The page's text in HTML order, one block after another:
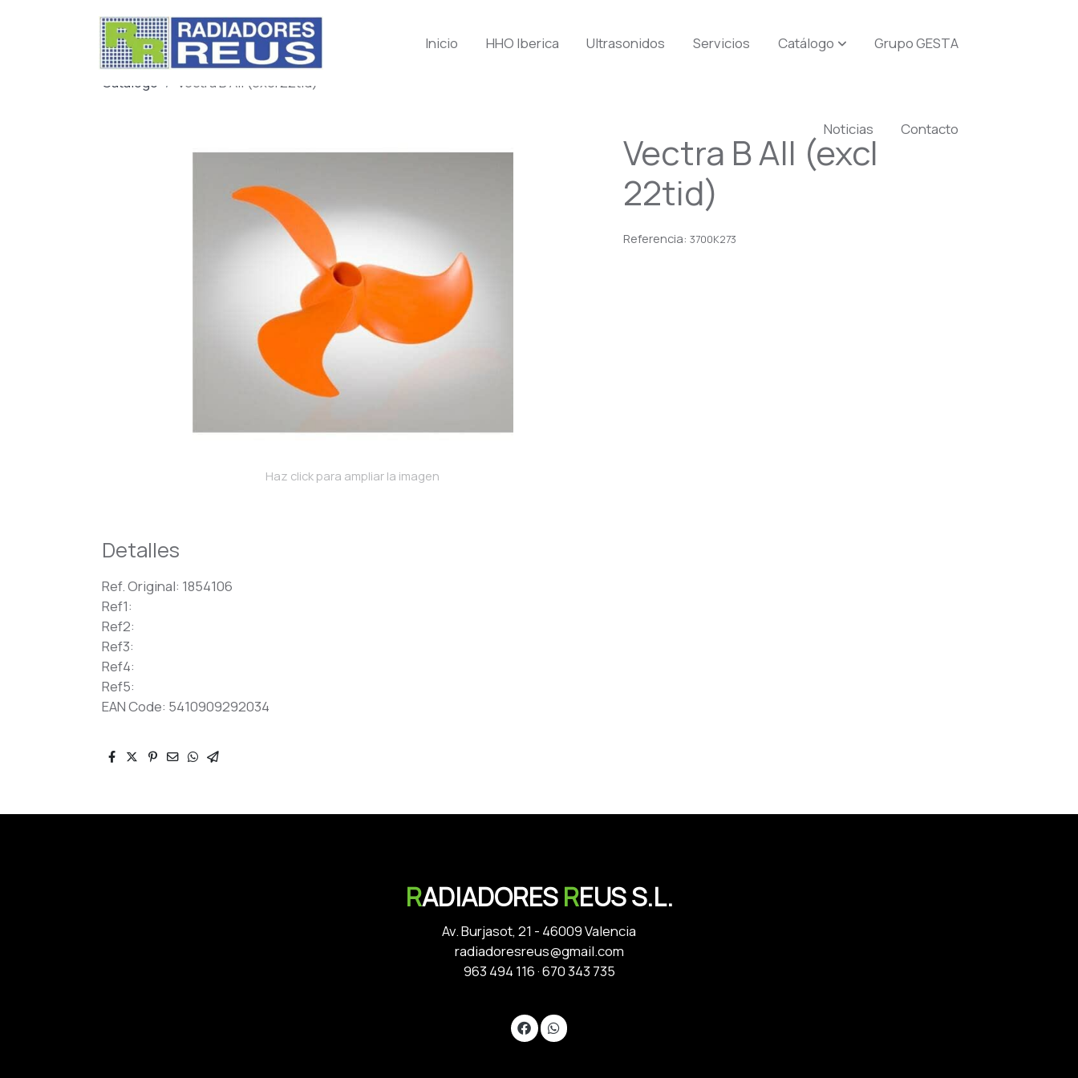
Inicio HHO Iberica Ultrasonidos Servicios Catálogo Grupo GESTA
Noticias Contacto
Catálogo Vectra B All (excl 22tid)
Haz click para ampliar la imagen
Detalles
Ref. Original: 1854106
Ref1:
Ref2:
Ref3:
Ref4:
Ref5:
EAN Code: 5410909292034
Vectra B All (excl
22tid)
Referencia:3700K273
RADIADORESREUS S.L.
Av. Burjasot, 21 - 46009 Valencia
radiadoresreus@gmail.com
963 494 116·670 343 735